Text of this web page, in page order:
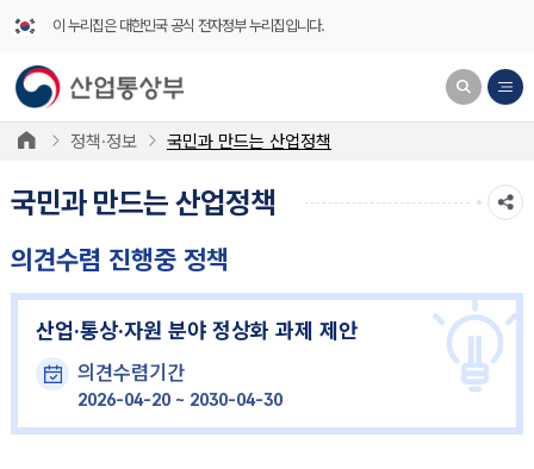
이 누리집은 대한민국 공식 전자정부 누리집입니다.
정책·정보 국민과 만드는 산업정책
국민과 만드는 산업정책
의견수렴 진행중 정책
산업·통상·자원 분야 정상화 과제 제안
의견수렴기간
2026-04-20 ~ 2030-04-30